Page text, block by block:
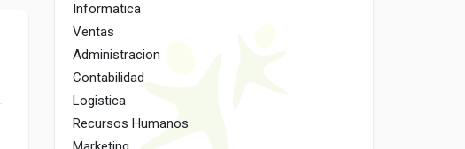
Informatica
Ventas
Administracion
Contabilidad
Logistica
Recursos Humanos